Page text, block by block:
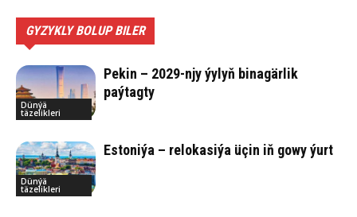
GYZYKLY BOLUP BILER
Dünýä
täzelikleri
Pekin – 2029-njy ýylyň binagärlik
paýtagty
Dünýä
täzelikleri
Estoniýa – relokasiýa üçin iň gowy ýurt